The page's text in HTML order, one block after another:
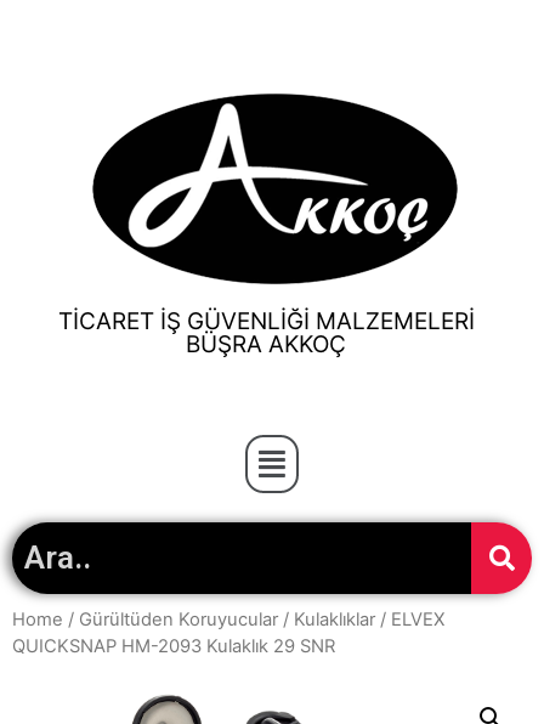
TİCARET İŞ GÜVENLİĞİ MALZEMELERİ
BÜŞRA AKKOÇ
Home / Gürültüden Koruyucular / Kulaklıklar / ELVEX
QUICKSNAP HM-2093 Kulaklık 29 SNR